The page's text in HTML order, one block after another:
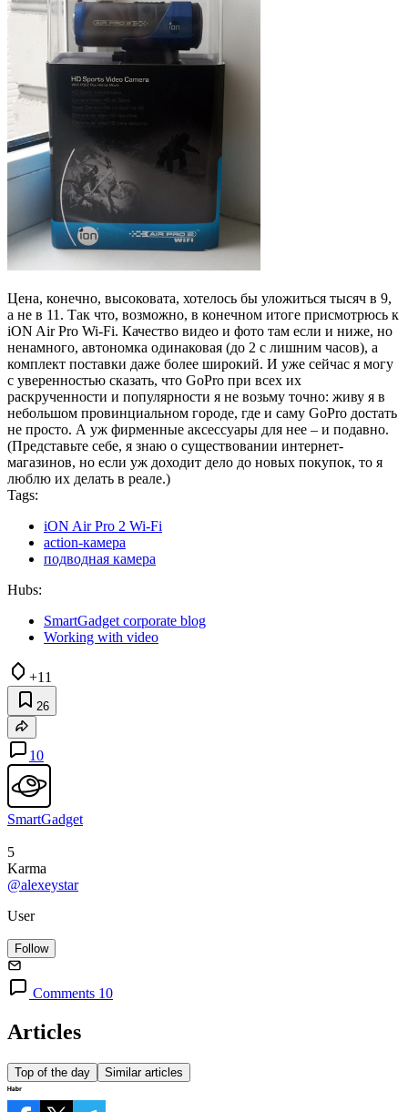
Цена, конечно, высоковата, хотелось бы уложиться тысяч в 9,
а не в 11. Так что, возможно, в конечном итоге присмотрюсь к
iON Air Pro Wi-Fi. Качество видео и фото там если и ниже, но
ненамного, автономка одинаковая (до 2 с лишним часов), а
комплект поставки даже более широкий. И уже сейчас я могу
с уверенностью сказать, что GoPro при всех их
раскрученности и популярности я не возьму точно: живу я в
небольшом провинциальном городе, где и саму GoPro достать
не просто. А уж фирменные аксессуары для нее – и подавно.
(Представьте себе, я знаю о существовании интернет-
магазинов, но если уж доходит дело до новых покупок, то я
люблю их делать в реале.)
Tags:
iON Air Pro 2 Wi-Fi
action-камера
подводная камера
Hubs:
SmartGadget corporate blog
Working with video
+11
26
10
SmartGadget
5
Karma
@alexeystar
User
Follow
Comments 10
Articles
Top of the day Similar articles